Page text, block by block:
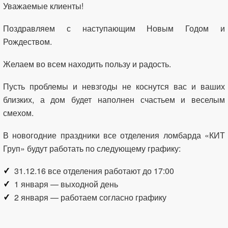
Уважаемые клиенты!
Поздравляем с наступающим Новым Годом и
Рождеством.
Желаем во всем находить пользу и радость.
Пусть проблемы и невзгоды не коснутся вас и ваших
близких, а дом будет наполнен счастьем и веселым
смехом.
В новогодние праздники все отделения ломбарда «КИТ
Груп» будут работать по следующему графику:
31.12.16 все отделения работают до 17:00
1 января — выходной день
2 января — работаем согласно графику